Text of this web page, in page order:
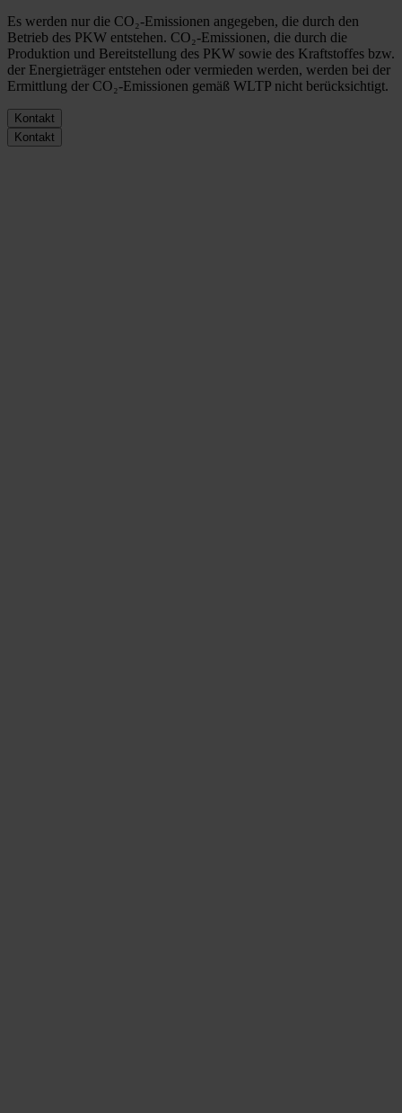
Es werden nur die CO₂-Emissionen angegeben, die durch den
Betrieb des PKW entstehen. CO₂-Emissionen, die durch die
Produktion und Bereitstellung des PKW sowie des Kraftstoffes bzw.
der Energieträger entstehen oder vermieden werden, werden bei der
Ermittlung der CO₂-Emissionen gemäß WLTP nicht berücksichtigt.
Kontakt
Kontakt